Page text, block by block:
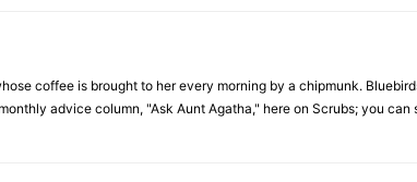
coffee is brought to her every morning by a chipmunk.
advice column, "Ask Aunt Agatha," here on Scrubs; you